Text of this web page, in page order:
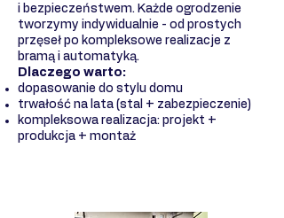
i bezpieczeństwem. Każde ogrodzenie
tworzymy indywidualnie - od prostych
przęseł po kompleksowe realizacje z
bramą i automatyką.
Dlaczego warto:
dopasowanie do stylu domu
trwałość na lata (stal + zabezpieczenie)
kompleksowa realizacja: projekt +
produkcja + montaż